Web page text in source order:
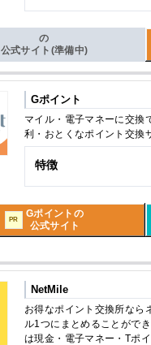
の
公式サイト(準備中)
Gポイント
マイル・電子マネーに交換
利・おとくなポイント交換
特徴
PR
Gポイントの
公式サイト
NetMile
お得なポイント交換所なら
ル1つにまとめることがで
は現金・電子マネー・Tポ